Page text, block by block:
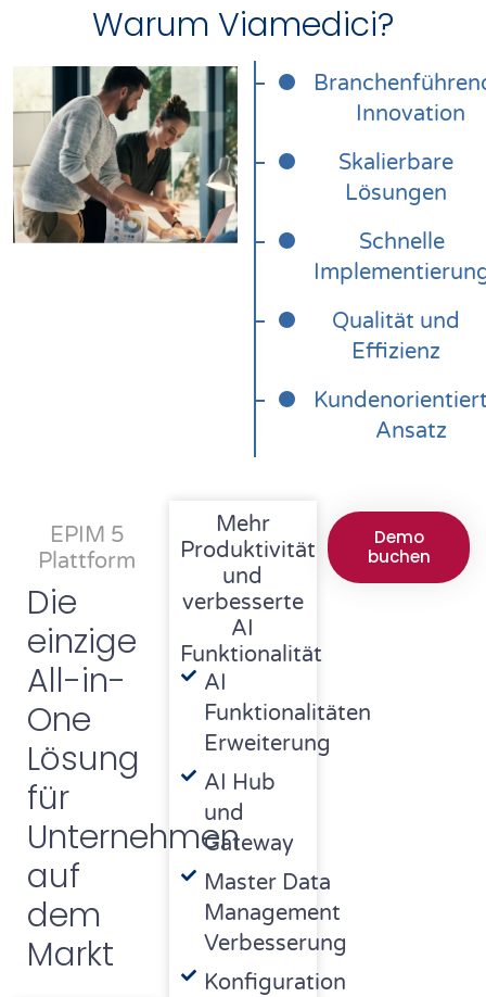
Warum Viamedici?
Innovation
Skalierbare
Lösungen
Schnelle
Qualität und
Effizienz
Ansatz
EPIM 5
Plattform
Die
einzige
All-in-
One
Lösung
für
Unternehmen
auf
dem
Markt
Mehr
Produktivität
und
verbesserte
AI
Funktionalität
AI
Funktionalitäten
Erweiterung
AI Hub
und
Gateway
Master Data
Management
Verbesserung
Konfiguration
Demo
buchen